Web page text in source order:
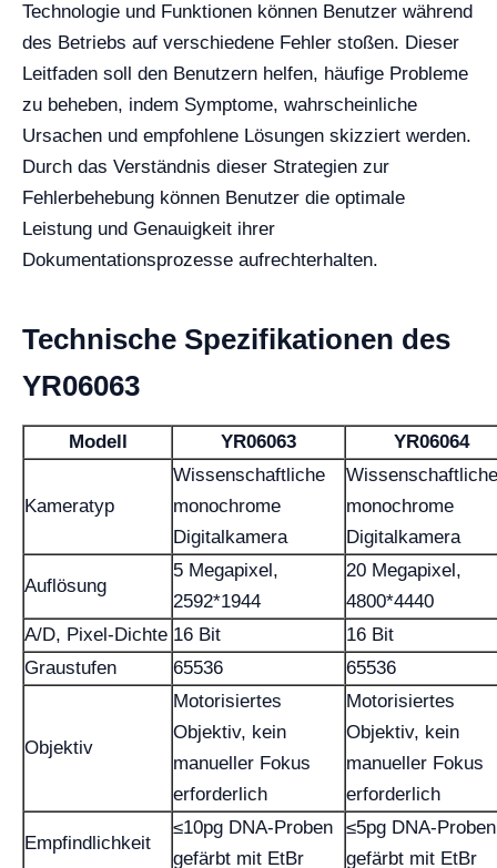
Technologie und Funktionen können Benutzer während
des Betriebs auf verschiedene Fehler stoßen. Dieser
Leitfaden soll den Benutzern helfen, häufige Probleme
zu beheben, indem Symptome, wahrscheinliche
Ursachen und empfohlene Lösungen skizziert werden.
Durch das Verständnis dieser Strategien zur
Fehlerbehebung können Benutzer die optimale
Leistung und Genauigkeit ihrer
Dokumentationsprozesse aufrechterhalten.
Technische Spezifikationen des
YR06063
Modell YR06063 YR06064
Kameratyp
Wissenschaftliche
monochrome
Digitalkamera
Wissenschaftliche
monochrome
Digitalkamera
Auflösung
5 Megapixel,
2592*1944
20 Megapixel,
4800*4440
A/D, Pixel-Dichte 16 Bit
16 Bit
Graustufen
65536 65536
Objektiv
Motorisiertes
Objektiv, kein
manueller Fokus
erforderlich
Motorisiertes
Objektiv, kein
manueller Fokus
erforderlich
Empfindlichkeit
≤10pg DNA-Proben
gefärbt mit EtBr
≤5pg DNA-Proben
gefärbt mit EtBr